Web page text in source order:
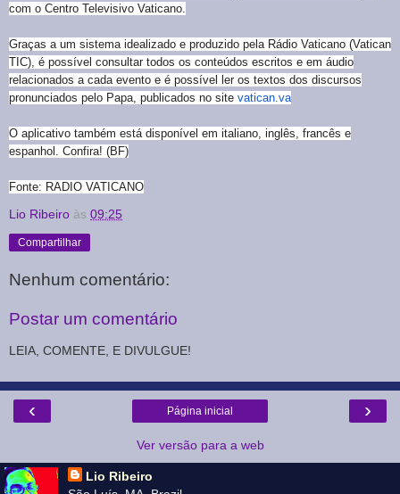
com o Centro Televisivo Vaticano.
Graças a um sistema idealizado e produzido pela Rádio Vaticano (Vatican
TIC), é possível consultar todos os conteúdos escritos e em áudio
relacionados a cada evento e é possível ler os textos dos discursos
pronunciados pelo Papa, publicados no site vatican.va
O aplicativo também está disponível em italiano, inglês, francês e
espanhol. Confira! (BF)
Fonte: RADIO VATICANO
Lio Ribeiro às 09:25
Compartilhar
Nenhum comentário:
Postar um comentário
LEIA, COMENTE, E DIVULGUE!
‹ ›
Página inicial
Ver versão para a web
Lio Ribeiro